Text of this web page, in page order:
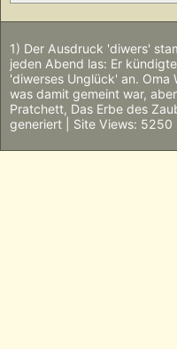
1) Der Ausdruck 'diwers'
jeden Abend las: Er
'diwerses Unglück' an. Oma
was damit gemeint war,
Pratchett, Das Erbe des
generiert | Site Views: 5250